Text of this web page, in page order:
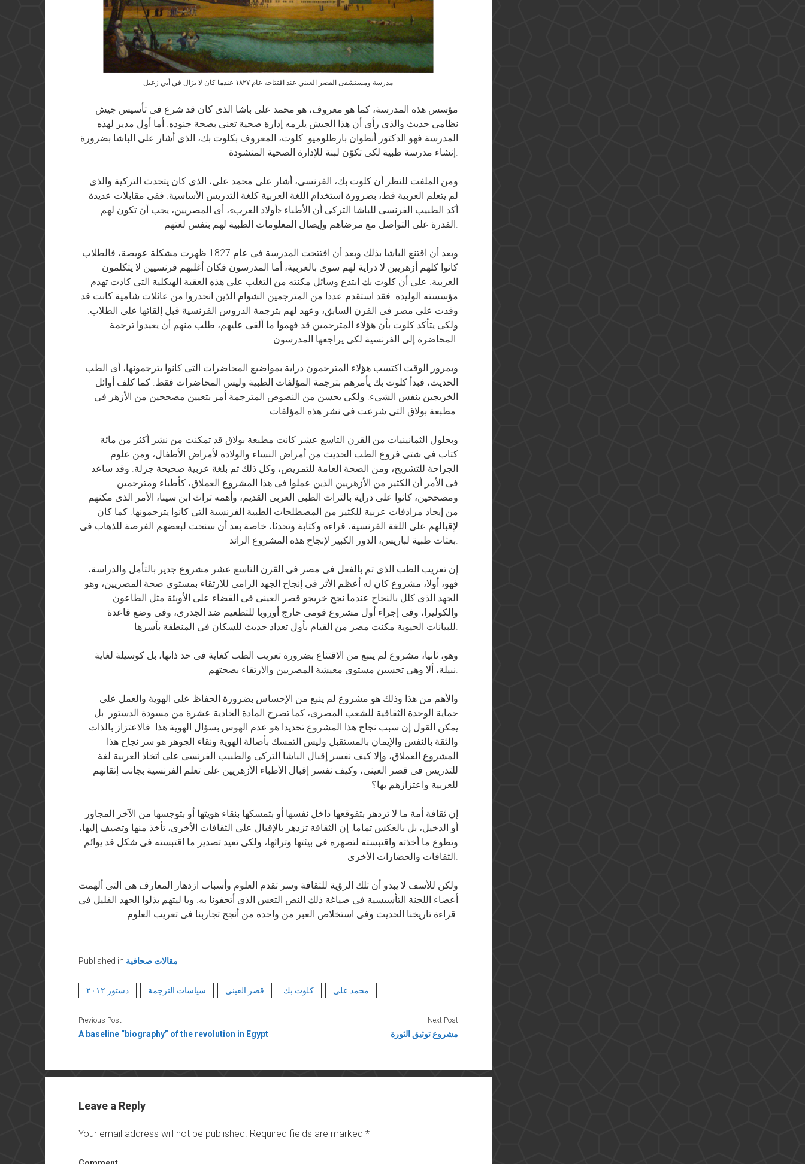
مدرسة ومستشفى القصر العيني عند افتتاحه عام ١٨٢٧ عندما كان لا يزال في أبي زعبل
مؤسس هذه المدرسة، كما هو معروف، هو محمد على باشا الذى كان قد شرع فى تأسيس جيش
نظامى حديث والذى رأى أن هذا الجيش يلزمه إدارة صحية تعنى بصحة جنوده. أما أول مدير لهذه
المدرسة فهو الدكتور أنطوان بارطلوميو كلوت، المعروف بكلوت بك، الذى أشار على الباشا بضرورة
إنشاء مدرسة طبية لكى تكوّن لبنة للإدارة الصحية المنشودة.
ومن الملفت للنظر أن كلوت بك، الفرنسى، أشار على محمد على، الذى كان يتحدث التركية والذى
لم يتعلم العربية قط، بضرورة استخدام اللغة العربية كلغة التدريس الأساسية. ففى مقابلات عديدة
أكد الطبيب الفرنسى للباشا التركى أن الأطباء «أولاد العرب»، أى المصريين، يجب أن تكون لهم
القدرة على التواصل مع مرضاهم وإيصال المعلومات الطبية لهم بنفس لغتهم.
وبعد أن اقتنع الباشا بذلك وبعد أن افتتحت المدرسة فى عام 1827 ظهرت مشكلة عويصة، فالطلاب
كانوا كلهم أزهريين لا دراية لهم سوى بالعربية، أما المدرسون فكان أغلبهم فرنسيين لا يتكلمون
العربية. على أن كلوت بك ابتدع وسائل مكنته من التغلب على هذه العقبة الهيكلية التى كادت تهدم
مؤسسته الوليدة. فقد استقدم عددا من المترجمين الشوام الذين انحدروا من عائلات شامية كانت قد
وفدت على مصر فى القرن السابق، وعهد لهم بترجمة الدروس الفرنسية قبل إلقائها على الطلاب.
ولكى يتأكد كلوت بأن هؤلاء المترجمين قد فهموا ما ألقى عليهم، طلب منهم أن يعيدوا ترجمة
المحاضرة إلى الفرنسية لكى يراجعها المدرسون.
وبمرور الوقت اكتسب هؤلاء المترجمون دراية بمواضيع المحاضرات التى كانوا يترجمونها، أى الطب
الحديث، فبدأ كلوت بك يأمرهم بترجمة المؤلفات الطبية وليس المحاضرات فقط. كما كلف أوائل
الخريجين بنفس الشىء. ولكى يحسن من النصوص المترجمة أمر بتعيين مصححين من الأزهر فى
مطبعة بولاق التى شرعت فى نشر هذه المؤلفات.
وبحلول الثمانينيات من القرن التاسع عشر كانت مطبعة بولاق قد تمكنت من نشر أكثر من مائة
كتاب فى شتى فروع الطب الحديث من أمراض النساء والولادة لأمراض الأطفال، ومن علوم
الجراحة للتشريح، ومن الصحة العامة للتمريض، وكل ذلك تم بلغة عربية صحيحة جزلة. وقد ساعد
فى الأمر أن الكثير من الأزهريين الذين عملوا فى هذا المشروع العملاق، كأطباء ومترجمين
ومصححين، كانوا على دراية بالتراث الطبى العربى القديم، وأهمه تراث ابن سينا، الأمر الذى مكنهم
من إيجاد مرادفات عربية للكثير من المصطلحات الطبية الفرنسية التى كانوا يترجمونها. كما كان
لإقبالهم على اللغة الفرنسية، قراءة وكتابة وتحدثا، خاصة بعد أن سنحت لبعضهم الفرصة للذهاب فى
بعثات طبية لباريس، الدور الكبير لإنجاح هذه المشروع الرائد.
إن تعريب الطب الذى تم بالفعل فى مصر فى القرن التاسع عشر مشروع جدير بالتأمل والدراسة،
فهو، أولا، مشروع كان له أعظم الأثر فى إنجاح الجهد الرامى للارتقاء بمستوى صحة المصريين، وهو
الجهد الذى كلل بالنجاح عندما نجح خريجو قصر العينى فى القضاء على الأوبئة مثل الطاعون
والكوليرا، وفى إجراء أول مشروع قومى خارج أوروبا للتطعيم ضد الجدرى، وفى وضع قاعدة
للبيانات الحيوية مكنت مصر من القيام بأول تعداد حديث للسكان فى المنطقة بأسرها.
وهو، ثانيا، مشروع لم ينبع من الاقتناع بضرورة تعريب الطب كغاية فى حد ذاتها، بل كوسيلة لغاية
نبيلة، ألا وهى تحسين مستوى معيشة المصريين والارتقاء بصحتهم.
والأهم من هذا وذلك هو مشروع لم ينبع من الإحساس بضرورة الحفاظ على الهوية والعمل على
حماية الوحدة الثقافية للشعب المصرى، كما تصرح المادة الحادية عشرة من مسودة الدستور. بل
يمكن القول إن سبب نجاح هذا المشروع تحديدا هو عدم الهوس بسؤال الهوية هذا. فالاعتزاز بالذات
والثقة بالنفس والإيمان بالمستقبل وليس التمسك بأصالة الهوية ونقاء الجوهر هو سر نجاح هذا
المشروع العملاق، وإلا كيف نفسر إقبال الباشا التركى والطبيب الفرنسى على اتخاذ العربية لغة
للتدريس فى قصر العينى، وكيف نفسر إقبال الأطباء الأزهريين على تعلم الفرنسية بجانب إتقانهم
للعربية واعتزازهم بها؟
إن ثقافة أمة ما لا تزدهر بتقوقعها داخل نفسها أو بتمسكها بنقاء هويتها أو بتوجسها من الآخر المجاور
أو الدخيل، بل بالعكس تماما: إن الثقافة تزدهر بالإقبال على الثقافات الأخرى، تأخذ منها وتضيف إليها،
وتطوع ما أخذته واقتبسته لتصهره فى بيئتها وتراثها، ولكى تعيد تصدير ما اقتبسته فى شكل قد يوائم
الثقافات والحضارات الأخرى.
ولكن للأسف لا يبدو أن تلك الرؤية للثقافة وسر تقدم العلوم وأسباب ازدهار المعارف هى التى ألهمت
أعضاء اللجنة التأسيسية فى صياغة ذلك النص التعس الذى أتحفونا به. ويا ليتهم بذلوا الجهد القليل فى
قراءة تاريخنا الحديث وفى استخلاص العبر من واحدة من أنجح تجاربنا فى تعريب العلوم.
Published in مقالات صحافية
دستور ٢٠١٢ سياسات الترجمة قصر العيني كلوت بك محمد علي
Previous Post
A baseline “biography” of the revolution in Egypt
Next Post
مشروع توثيق الثورة
Leave a Reply
Your email address will not be published. Required fields are marked *